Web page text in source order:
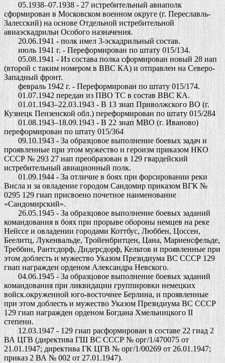
05.1938–07.1938 - 27 истребительный авиаполк
сформирован в Московском военном округе (г. Переславль-
Залесский) на основе Отдельной истребительной
авиаэскадрильи Особого назначения.
20.06.1941 - полк имел 3-эскадрильный состав.
июль 1941 г. - Переформирован по штату 015/134.
05.08.1941 - Из состава полка сформирован новый 28 иап
(второй с таким номером в ВВС КА) и отправлен на Северо-
Западный фронт.
февраль 1942 г. - Переформирован по штату 015/174.
01.07.1942 передан из ПВО ТС в состав ВВС КА.
01.01.1943–22.03.1943 - В 13 зиап Приволжского ВО (г.
Кузнецк Пензенской обл.) переформирован по штату 015/284
01.08.1943–18.09.1943 - В 22 зиап МВО (г. Иваново)
переформирован по штату 015/364
09.10.1943 - За образцовое выполнение боевых задач и
проявленные при этом мужество и героизм приказом НКО
СССР № 293 27 иап преобразован в 129 гвардейский
истребительный авиационный полк.
01.09.1944 - За отличие в боях при форсировании реки
Висла и за овладение городом Сандомир приказом ВГК №
0295 129 гиап присвоено почетное наименование
«Сандомирский».
26.05.1945 - За образцовое выполнение боевых заданий
командования в боях при прорыве обороны немцев на реке
Нейссе и овладении городами Коттбус, Люббен, Цоссен,
Беелитц, Лукенвальде, Тройенбритцен, Цана, Мариенсфельде,
Треббин, Рантсдорф, Дидерсдорф, Кельтов и проявленные при
этом доблесть и мужество Указом Президиума ВС СССР 129
гиап награжден орденом Александра Невского.
04.06.1945 - За образцовое выполнение боевых заданий
командования при ликвидации группировки немецких
войск.окруженной юго-восточнее Берлина, и проявленные
при этом доблесть и мужество Указом Президиума ВС СССР
129 гиап награжден орденом Богдана Хмельницкого II
степени.
12.03.1947 - 129 гиап расформирован в составе 22 гиад 2
ВА ЦГВ (директива ГШ ВС СССР № орг/1/470075 от
21.01.1947; директива ГК ЦГВ № орг/1/00269 от 26.01.1947;
приказ 2 ВА № 002 от 27.01.1947).